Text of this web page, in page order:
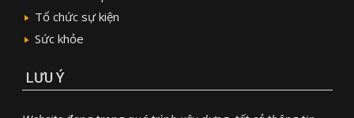
Tổ chức sự kiện
Sức khỏe
LƯU Ý